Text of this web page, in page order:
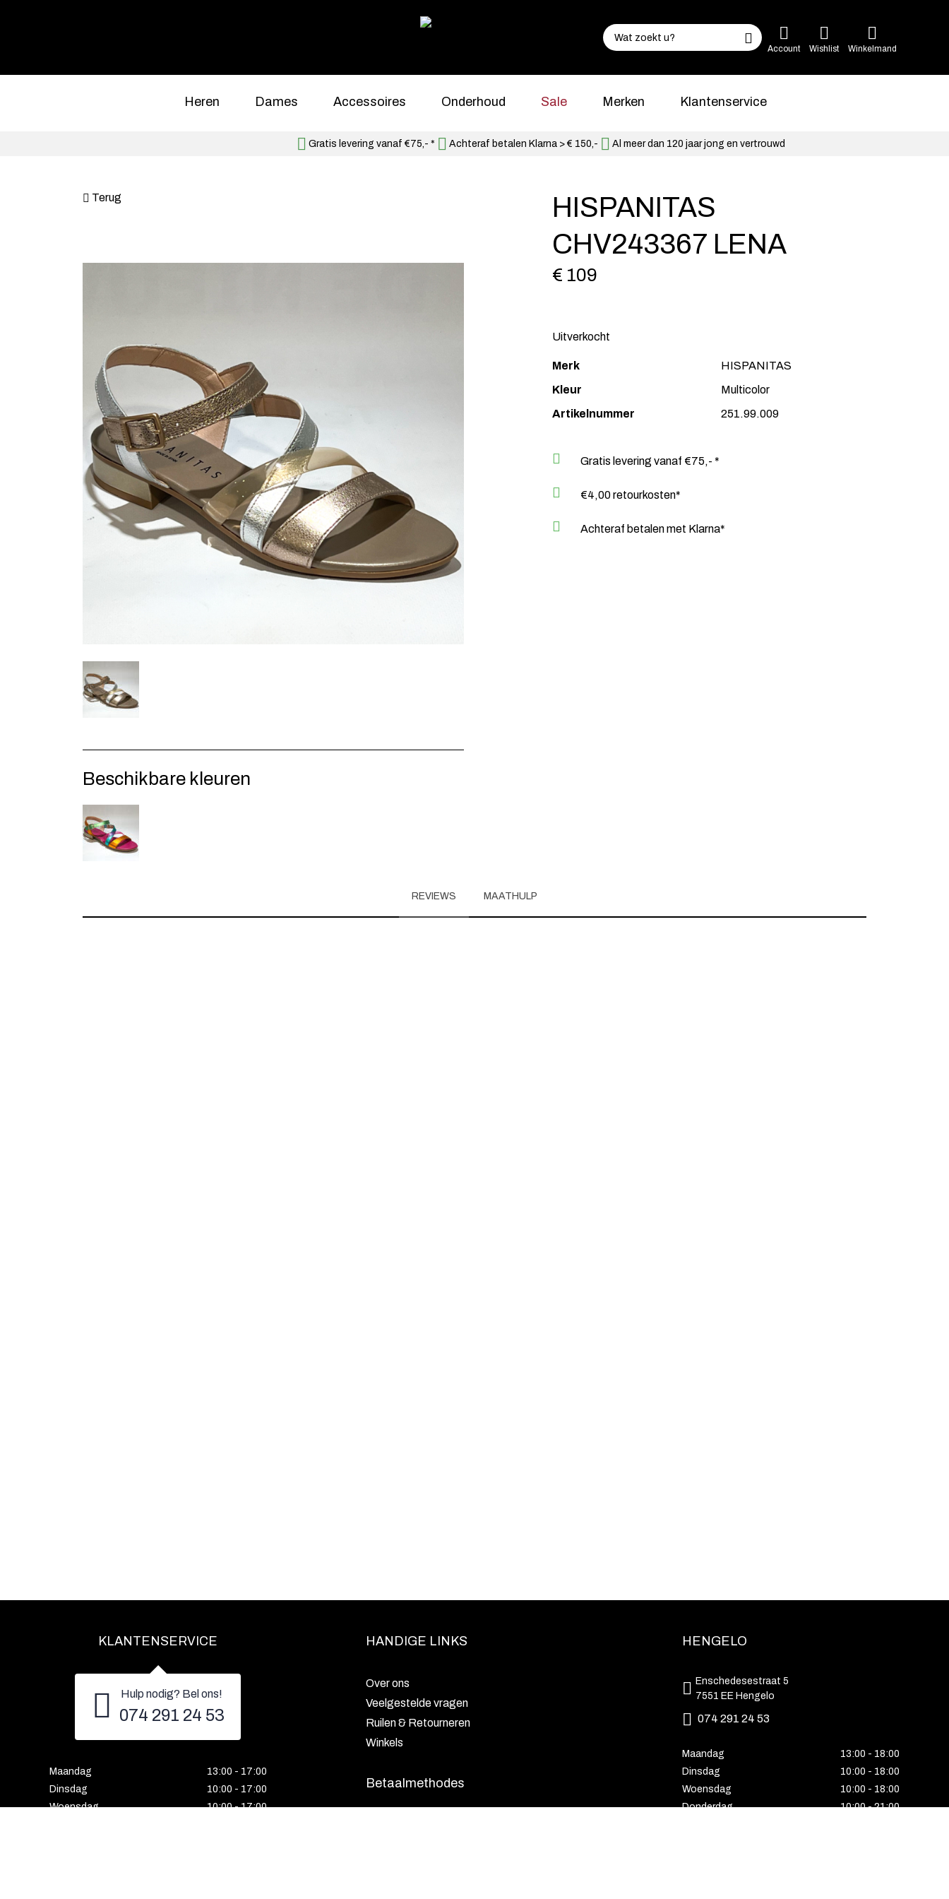
Account Wishlist Winkelmand
Heren Dames Accessoires Onderhoud Sale Merken Klantenservice
Gratis levering vanaf €75,- * Achteraf betalen Klarna > € 150,- Al meer dan 120 jaar jong en vertrouwd
Terug
HISPANITAS
CHV243367 LENA
Beschikbare kleuren
€ 109
Uitverkocht
Merk
HISPANITAS
Kleur
Multicolor
Artikelnummer
251.99.009
Gratis levering vanaf €75,- *
€4,00 retourkosten*
Achteraf betalen met Klarna*
REVIEWS MAATHULP
KLANTENSERVICE
Hulp nodig? Bel ons!
074 291 24 53
Maandag
13:00 - 17:00
Dinsdag
10:00 - 17:00
Woensdag
10:00 - 17:00
HANDIGE LINKS
Over ons
Veelgestelde vragen
Ruilen & Retourneren
Winkels
Betaalmethodes
HENGELO
Enschedesestraat 5
7551 EE Hengelo
074 291 24 53
Maandag
13:00 - 18:00
Dinsdag
10:00 - 18:00
Woensdag
10:00 - 18:00
Donderdag
10:00 - 21:00